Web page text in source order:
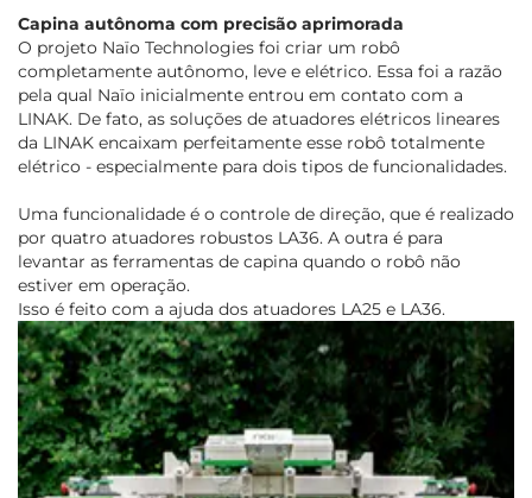
Capina autônoma com precisão aprimorada
O projeto Naïo Technologies foi criar um robô
completamente autônomo, leve e elétrico. Essa foi a razão
pela qual Naïo inicialmente entrou em contato com a
LINAK. De fato, as soluções de atuadores elétricos lineares
da LINAK encaixam perfeitamente esse robô totalmente
elétrico - especialmente para dois tipos de funcionalidades.
Uma funcionalidade é o controle de direção, que é realizado
por quatro atuadores robustos LA36. A outra é para
levantar as ferramentas de capina quando o robô não
estiver em operação.
Isso é feito com a ajuda dos atuadores LA25 e LA36.